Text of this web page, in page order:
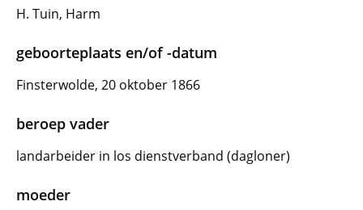
H. Tuin, Harm
geboorteplaats en/of -datum
Finsterwolde, 20 oktober 1866
beroep vader
landarbeider in los dienstverband (dagloner)
moeder